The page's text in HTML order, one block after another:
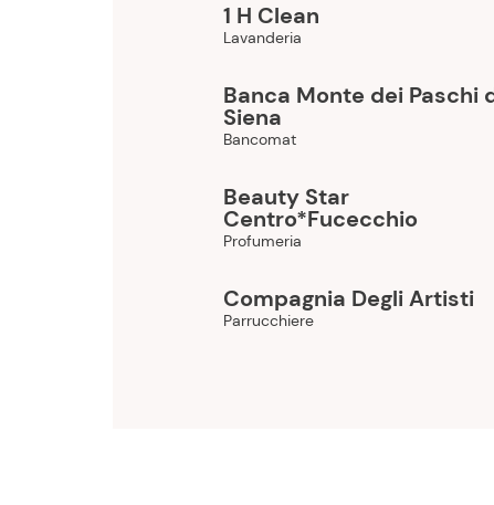
1 H Clean
Lavanderia
Banca Monte dei Paschi
Siena
Bancomat
Beauty Star
Centro*Fucecchio
Profumeria
Compagnia Degli Artisti
Parrucchiere